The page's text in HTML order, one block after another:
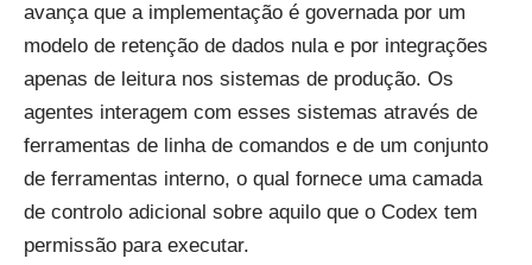
avança que a implementação é governada por um
modelo de retenção de dados nula e por integrações
apenas de leitura nos sistemas de produção. Os
agentes interagem com esses sistemas através de
ferramentas de linha de comandos e de um conjunto
de ferramentas interno, o qual fornece uma camada
de controlo adicional sobre aquilo que o Codex tem
permissão para executar.